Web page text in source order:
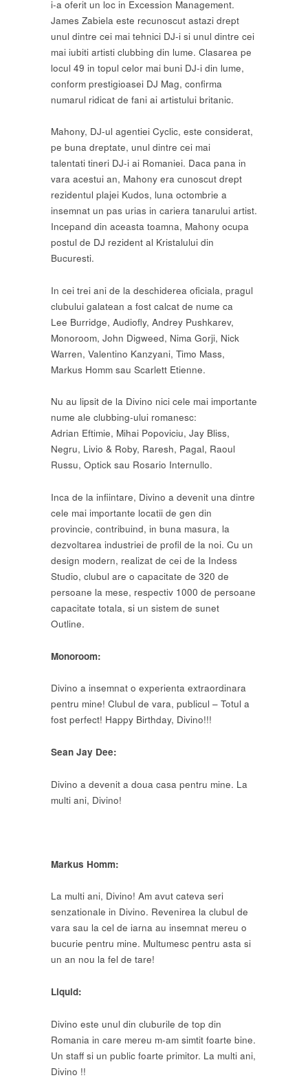
i-a oferit un loc in Excession Management.
James Zabiela este recunoscut astazi drept
unul dintre cei mai tehnici DJ-i si unul dintre cei
mai iubiti artisti clubbing din lume. Clasarea pe
locul 49 in topul celor mai buni DJ-i din lume,
conform prestigioasei DJ Mag, confirma
numarul ridicat de fani ai artistului britanic.
Mahony, DJ-ul agentiei Cyclic, este considerat,
pe buna dreptate, unul dintre cei mai
talentati tineri DJ-i ai Romaniei. Daca pana in
vara acestui an, Mahony era cunoscut drept
rezidentul plajei Kudos, luna octombrie a
insemnat un pas urias in cariera tanarului artist.
Incepand din aceasta toamna, Mahony ocupa
postul de DJ rezident al Kristalului din
Bucuresti.
In cei trei ani de la deschiderea oficiala, pragul
clubului galatean a fost calcat de nume ca
Lee Burridge, Audiofly, Andrey Pushkarev,
Monoroom, John Digweed, Nima Gorji, Nick
Warren, Valentino Kanzyani, Timo Mass,
Markus Homm sau Scarlett Etienne.
Nu au lipsit de la Divino nici cele mai importante
nume ale clubbing-ului romanesc:
Adrian Eftimie, Mihai Popoviciu, Jay Bliss,
Negru, Livio & Roby, Raresh, Pagal, Raoul
Russu, Optick sau Rosario Internullo.
Inca de la infiintare, Divino a devenit una dintre
cele mai importante locatii de gen din
provincie, contribuind, in buna masura, la
dezvoltarea industriei de profil de la noi. Cu un
design modern, realizat de cei de la Indess
Studio, clubul are o capacitate de 320 de
persoane la mese, respectiv 1000 de persoane
capacitate totala, si un sistem de sunet
Outline.
Monoroom:
Divino a insemnat o experienta extraordinara
pentru mine! Clubul de vara, publicul – Totul a
fost perfect! Happy Birthday, Divino!!!
Sean Jay Dee:
Divino a devenit a doua casa pentru mine. La
multi ani, Divino!
Markus Homm:
La multi ani, Divino! Am avut cateva seri
senzationale in Divino. Revenirea la clubul de
vara sau la cel de iarna au insemnat mereu o
bucurie pentru mine. Multumesc pentru asta si
un an nou la fel de tare!
Liquid:
Divino este unul din cluburile de top din
Romania in care mereu m-am simtit foarte bine.
Un staff si un public foarte primitor. La multi ani,
Divino !!